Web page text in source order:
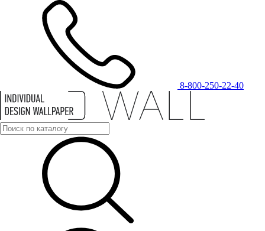
8-800-250-22-40